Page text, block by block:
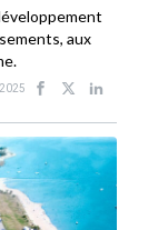
aux